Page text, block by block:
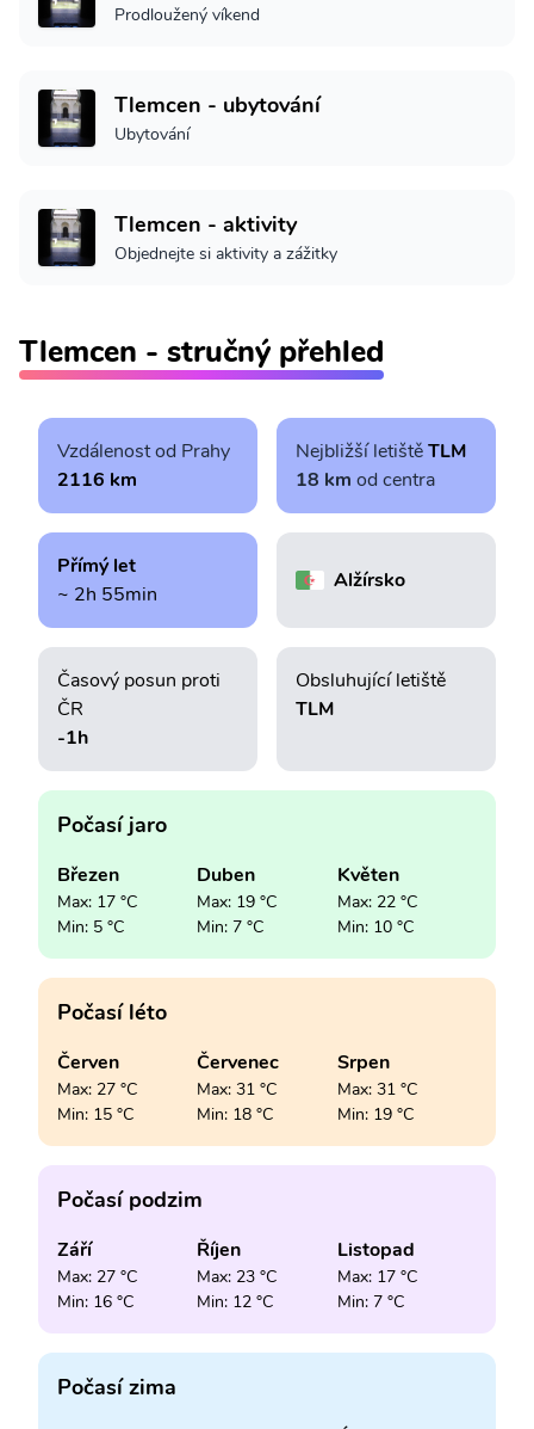
Prodloužený víkend
Tlemcen - ubytování
Ubytování
Tlemcen - aktivity
Objednejte si aktivity a zážitky
Tlemcen - stručný přehled
Vzdálenost od Prahy
2116 km
Nejbližší letištěTLM
18 km od centra
Přímý let
~ 2h 55min
Alžírsko
Časový posun proti
ČR
-1h
Obsluhující letiště
TLM
Počasí jaro
Březen
Max: 17 °C
Min: 5 °C
Duben
Max: 19 °C
Min: 7 °C
Květen
Max: 22 °C
Min: 10 °C
Počasí léto
Červen
Max: 27 °C
Min: 15 °C
Červenec
Max: 31 °C
Min: 18 °C
Srpen
Max: 31 °C
Min: 19 °C
Počasí podzim
Září
Max: 27 °C
Min: 16 °C
Říjen
Max: 23 °C
Min: 12 °C
Listopad
Max: 17 °C
Min: 7 °C
Počasí zima